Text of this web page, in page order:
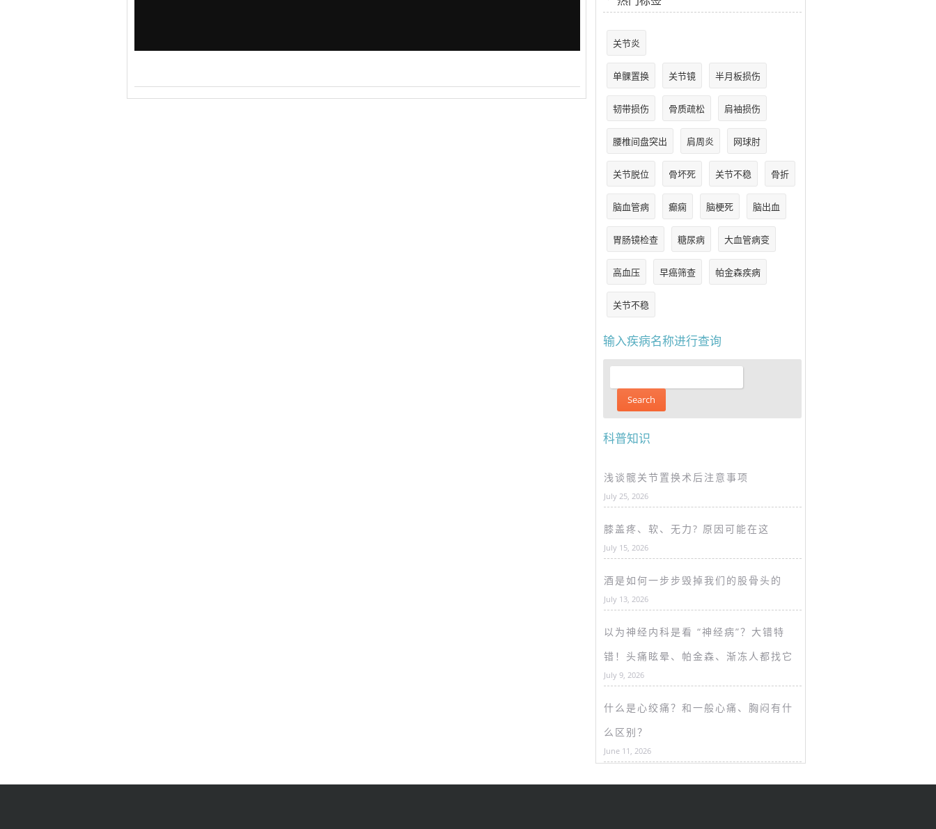
关节炎
单髁置换 关节镜 半月板损伤
韧带损伤 骨质疏松 肩袖损伤
腰椎间盘突出 肩周炎 网球肘
关节脱位 骨坏死 关节不稳 骨折
脑血管病 癫痫 脑梗死 脑出血
胃肠镜检查 糖尿病 大血管病变
高血压 早癌筛查 帕金森疾病
关节不稳
输入疾病名称进行查询
科普知识
浅谈髋关节置换术后注意事项
July 25, 2026
膝盖疼、软、无力? 原因可能在这
July 15, 2026
酒是如何一步步毁掉我们的股骨头的
July 13, 2026
以为神经内科是看 “神经病”？大错特
错！头痛眩晕、帕金森、渐冻人都找它
July 9, 2026
什么是心绞痛？和一般心痛、胸闷有什
么区别？
June 11, 2026